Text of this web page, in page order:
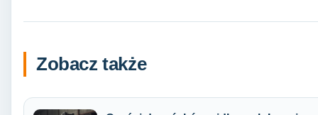
Zobacz także